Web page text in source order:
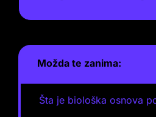
Možda te zanima:
Šta je biološka osnova